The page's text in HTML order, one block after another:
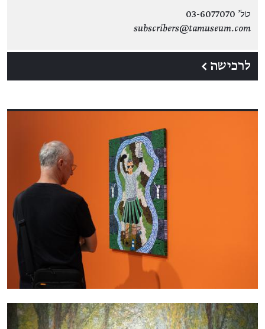
טל' 03-6077070
subscribers@tamuseum.com
לרכישה ←